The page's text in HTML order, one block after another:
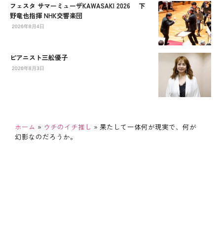
フェスタ サマーミューザKAWASAKI 2026 下
野竜也指揮 NHK交響楽団
2026年8月4日
ピアニスト三舩優子
2026年8月3日
ホーム » ウチのイチ推し » 果たして一体何が現実で、何が
幻影なのだろうか。